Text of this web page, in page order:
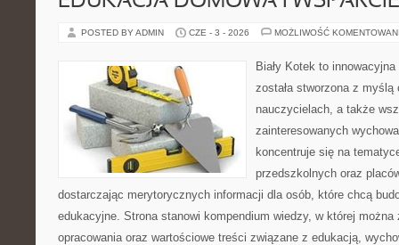
POSTED BY ADMIN CZE - 3 - 2026 MOŻLIWOŚĆ
Biały Kotek to
została stworzona z myślą
nauczycielach, a także
zainteresowanych
koncentruje się na
przedszkolnych oraz
dostarczając merytorycznych informacji dla osób, które chcą
edukacyjne. Strona stanowi kompendium wiedzy, w której
opracowania oraz wartościowe treści związane z edukacją,